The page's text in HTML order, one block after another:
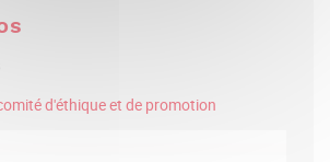
d'éthique et de promotion